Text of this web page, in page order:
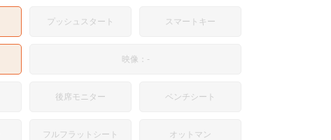
プッシュスタート スマートキー
映像：-
後席モニター ベンチシート
フルフラットシート オットマン